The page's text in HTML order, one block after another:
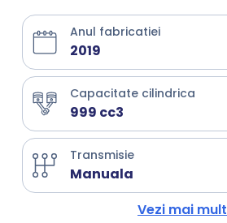
Anul fabricatiei
2019
Capacitate cilindrica
999 cc3
Transmisie
Manuala
Vezi mai mult